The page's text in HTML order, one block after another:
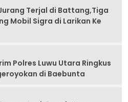
Terjal di Battang,Tiga
Mobil Sigra di Larikan Ke
Polres Luwu Utara Ringkus
di Baebunta